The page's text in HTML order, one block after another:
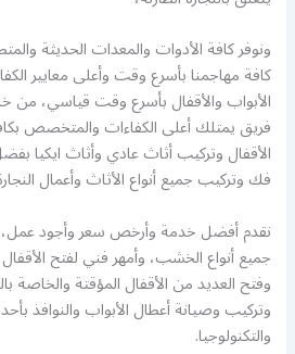
ونوفر كافة الأدوات والمعدات الحديثة
كافة مهاجمنا بأسرع وقت وأعلى معايير
الأبواب والأقفال بأسرع وقت قياسي، من
فريق يمتلك أعلى الكفاءات والمتخصص
الأقفال وتركيب أثاث عادي وأثاث ايكيا
فك وتركيب جميع أنواع الأثاث وأعمال
نقدم أفضل خدمة وأرخص سعر وأجود عمل،
جميع أنواع الخشب، وأمهر فني لفتح
وفتح العديد من الأقفال المؤقتة والخاصة
وتركيب وصيانة أعطال الأبواب والنوافذ
والتكنولوجيا.